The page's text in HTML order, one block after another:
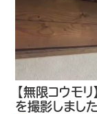
【無限コウモ
を撮影しました